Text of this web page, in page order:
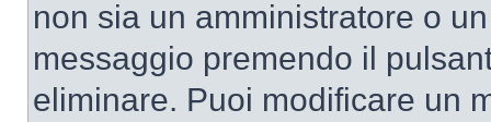
non sia un amministratore o
messaggio premendo il
eliminare. Puoi modificare un